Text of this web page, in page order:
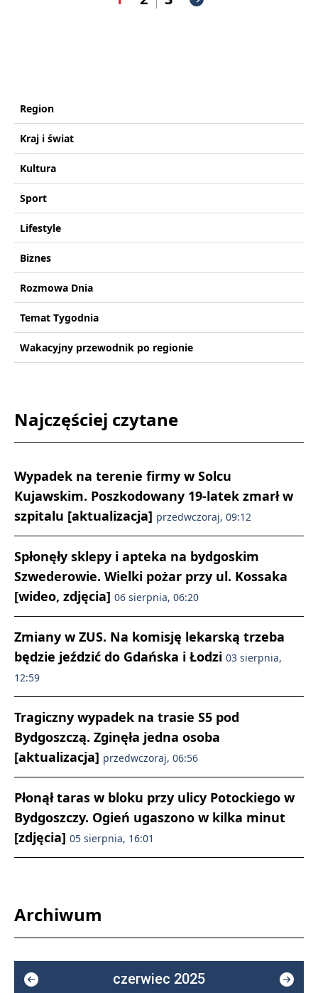
Region
Kraj i świat
Kultura
Sport
Lifestyle
Biznes
Rozmowa Dnia
Temat Tygodnia
Wakacyjny przewodnik po regionie
Najczęściej czytane
Wypadek na terenie firmy w Solcu
Kujawskim. Poszkodowany 19-latek zmarł w
szpitalu [aktualizacja] przedwczoraj, 09:12
Spłonęły sklepy i apteka na bydgoskim
Szwederowie. Wielki pożar przy ul. Kossaka
[wideo, zdjęcia] 06 sierpnia, 06:20
Zmiany w ZUS. Na komisję lekarską trzeba
będzie jeździć do Gdańska i Łodzi 03 sierpnia,
12:59
Tragiczny wypadek na trasie S5 pod
Bydgoszczą. Zginęła jedna osoba
[aktualizacja] przedwczoraj, 06:56
Płonął taras w bloku przy ulicy Potockiego w
Bydgoszczy. Ogień ugaszono w kilka minut
[zdjęcia] 05 sierpnia, 16:01
Archiwum
czerwiec 2025